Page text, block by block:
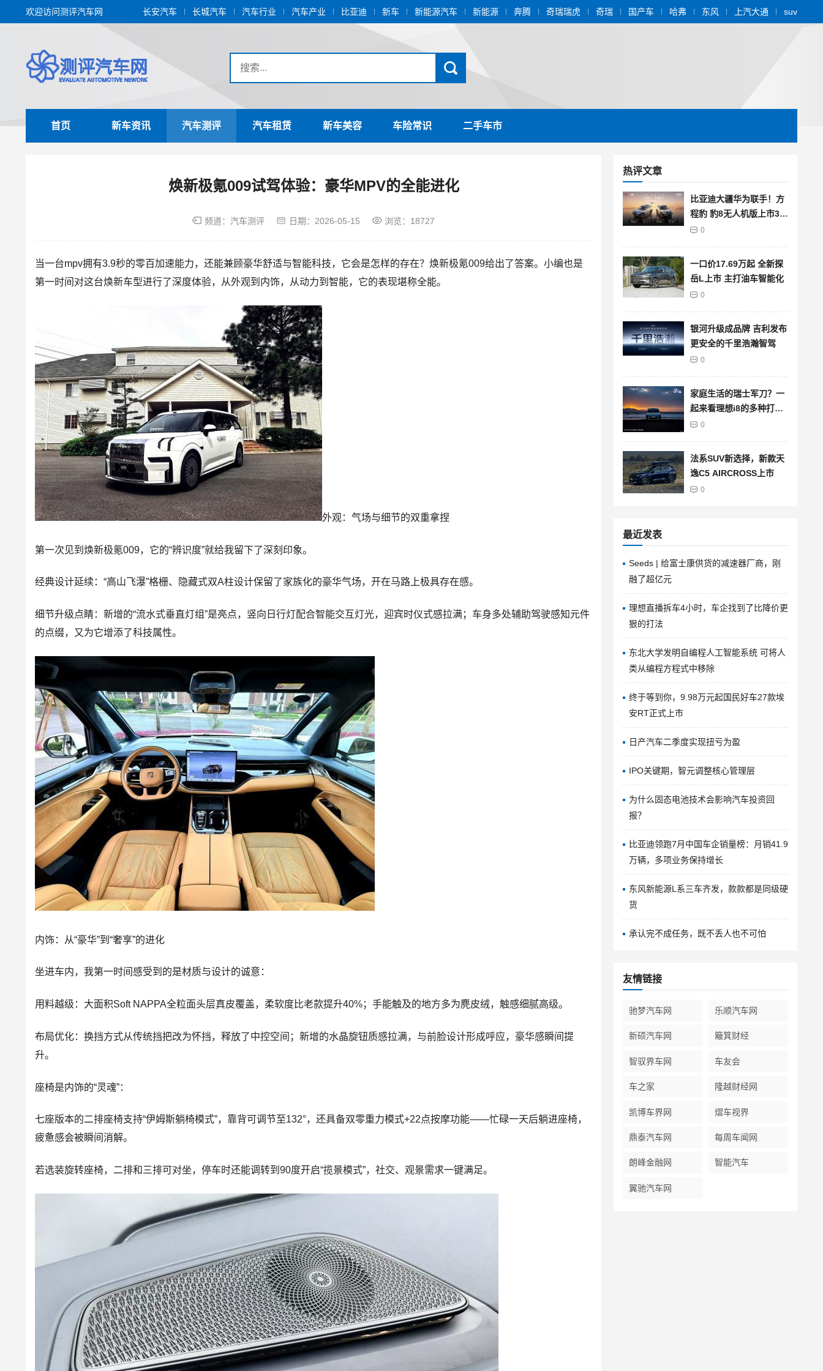
欢迎访问测评汽车网 长安汽车 长城汽车 汽车行业 汽车产业 比亚迪 新车 新能源汽车 新能源 奔腾 奇瑞瑞虎 奇瑞 国产车 哈弗 东风 上汽大通 suv
首页 新车资讯 汽车测评 汽车租赁 新车美容 车险常识 二手车市
焕新极氪009试驾体验：豪华MPV的全能进化
频道： 汽车测评 日期： 2026-05-15 浏览：18727
当一台mpv拥有3.9秒的零百加速能力，还能兼顾豪华舒适与智能科技，它会是怎样的存在？焕新极氪009给出了答案。小编也是
第一时间对这台焕新车型进行了深度体验，从外观到内饰，从动力到智能，它的表现堪称全能。
外观：气场与细节的双重拿捏
第一次见到焕新极氪009，它的“辨识度”就给我留下了深刻印象。
经典设计延续：“高山飞瀑”格栅、隐藏式双A柱设计保留了家族化的豪华气场，开在马路上极具存在感。
细节升级点睛：新增的“流水式垂直灯组”是亮点，竖向日行灯配合智能交互灯光，迎宾时仪式感拉满；车身多处辅助驾驶感知元件
的点缀，又为它增添了科技属性。
内饰：从“豪华”到“奢享”的进化
坐进车内，我第一时间感受到的是材质与设计的诚意：
用料越级：大面积Soft NAPPA全粒面头层真皮覆盖，柔软度比老款提升40%；手能触及的地方多为麂皮绒，触感细腻高级。
布局优化：换挡方式从传统挡把改为怀挡，释放了中控空间；新增的水晶旋钮质感拉满，与前脸设计形成呼应，豪华感瞬间提
升。
座椅是内饰的“灵魂”：
七座版本的二排座椅支持“伊姆斯躺椅模式”，靠背可调节至132°，还具备双零重力模式+22点按摩功能——忙碌一天后躺进座椅，
疲惫感会被瞬间消解。
若选装旋转座椅，二排和三排可对坐，停车时还能调转到90度开启“揽景模式”，社交、观景需求一键满足。
热评文章
比亚迪大疆华为联手！方
程豹 豹8无人机版上市39.
58万起售
0
一口价17.69万起 全新探
岳L上市 主打油车智能化
0
银河升级成品牌 吉利发布
更安全的千里浩瀚智驾
0
家庭生活的瑞士军刀？一
起来看理想i8的多种打开
方式
0
法系SUV新选择，新款天
逸C5 AIRCROSS上市
0
最近发表
Seeds | 给富士康供货的减速器厂商，刚
融了超亿元
理想直播拆车4小时，车企找到了比降价更
狠的打法
东北大学发明自编程人工智能系统 可将人
类从编程方程式中移除
终于等到你，9.98万元起国民好车27款埃
安RT正式上市
日产汽车二季度实现扭亏为盈
IPO关键期，智元调整核心管理层
为什么固态电池技术会影响汽车投资回
报？
比亚迪领跑7月中国车企销量榜：月销41.9
万辆，多项业务保持增长
东风新能源L系三车齐发，款款都是同级硬
货
承认完不成任务，既不丢人也不可怕
友情链接
驰梦汽车网 乐顺汽车网
新硕汽车网 簸箕财经
智驭界车网 车友会
车之家 隆越财经网
凯博车界网 熠车视界
鼎泰汽车网 每周车闻网
朗峰金融网 智能汽车
翼驰汽车网